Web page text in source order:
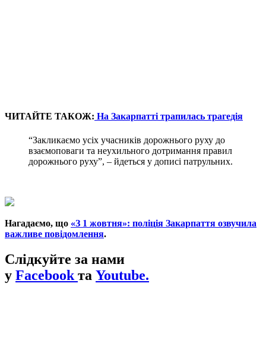
ЧИТАЙТЕ ТАКОЖ: На Закарпатті трапилась трагедія
“Закликаємо усіх учасників дорожнього руху до
взаємоповаги та неухильного дотримання правил
дорожнього руху”, – йдеться у дописі патрульних.
Нагадаємо, що «З 1 жовтня»: поліція Закарпаття озвучила
важливе повідомлення.
Слідкуйте за нами
у Facebook та Youtube.